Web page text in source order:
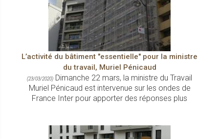
L’activité du bâtiment "essentielle" pour la ministre
du travail, Muriel Pénicaud
(23/03/2020) Dimanche 22 mars, la ministre du Travail
Muriel Pénicaud est intervenue sur les ondes de
France Inter pour apporter des réponses plus